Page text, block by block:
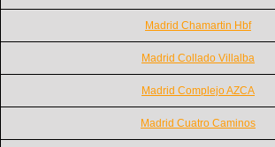
Madrid Chamartin Hbf
Madrid Collado Villalba
Madrid Complejo AZCA
Madrid Cuatro Caminos